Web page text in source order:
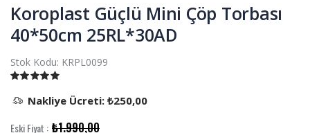
Koroplast Güçlü Mini Çöp Torbası
40*50cm 25RL*30AD
Stok Kodu: KRPL0099
Nakliye Ücreti: ₺250,00
Eski Fiyat : ₺1.990,00